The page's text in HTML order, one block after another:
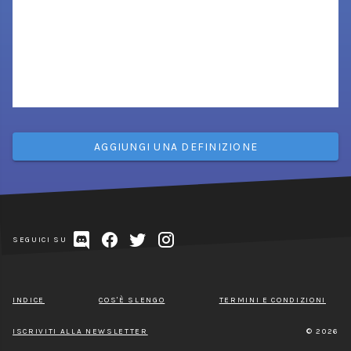
AGGIUNGI UNA DEFINIZIONE
SEGUICI SU
INDICE COS'È SLENGO TERMINI E CONDIZIONI
ISCRIVITI ALLA NEWSLETTER © 2026